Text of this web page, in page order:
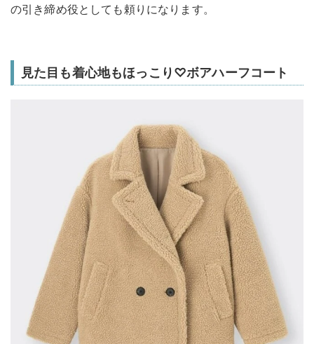
の引き締め役としても頼りになります。
見た目も着心地もほっこり♡ボアハーフコート